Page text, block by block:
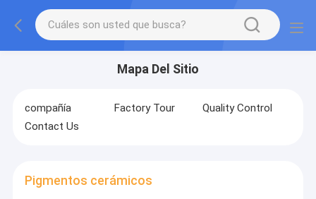
Mapa Del Sitio
compañía Factory Tour
Quality Control
Contact Us
Pigmentos cerámicos